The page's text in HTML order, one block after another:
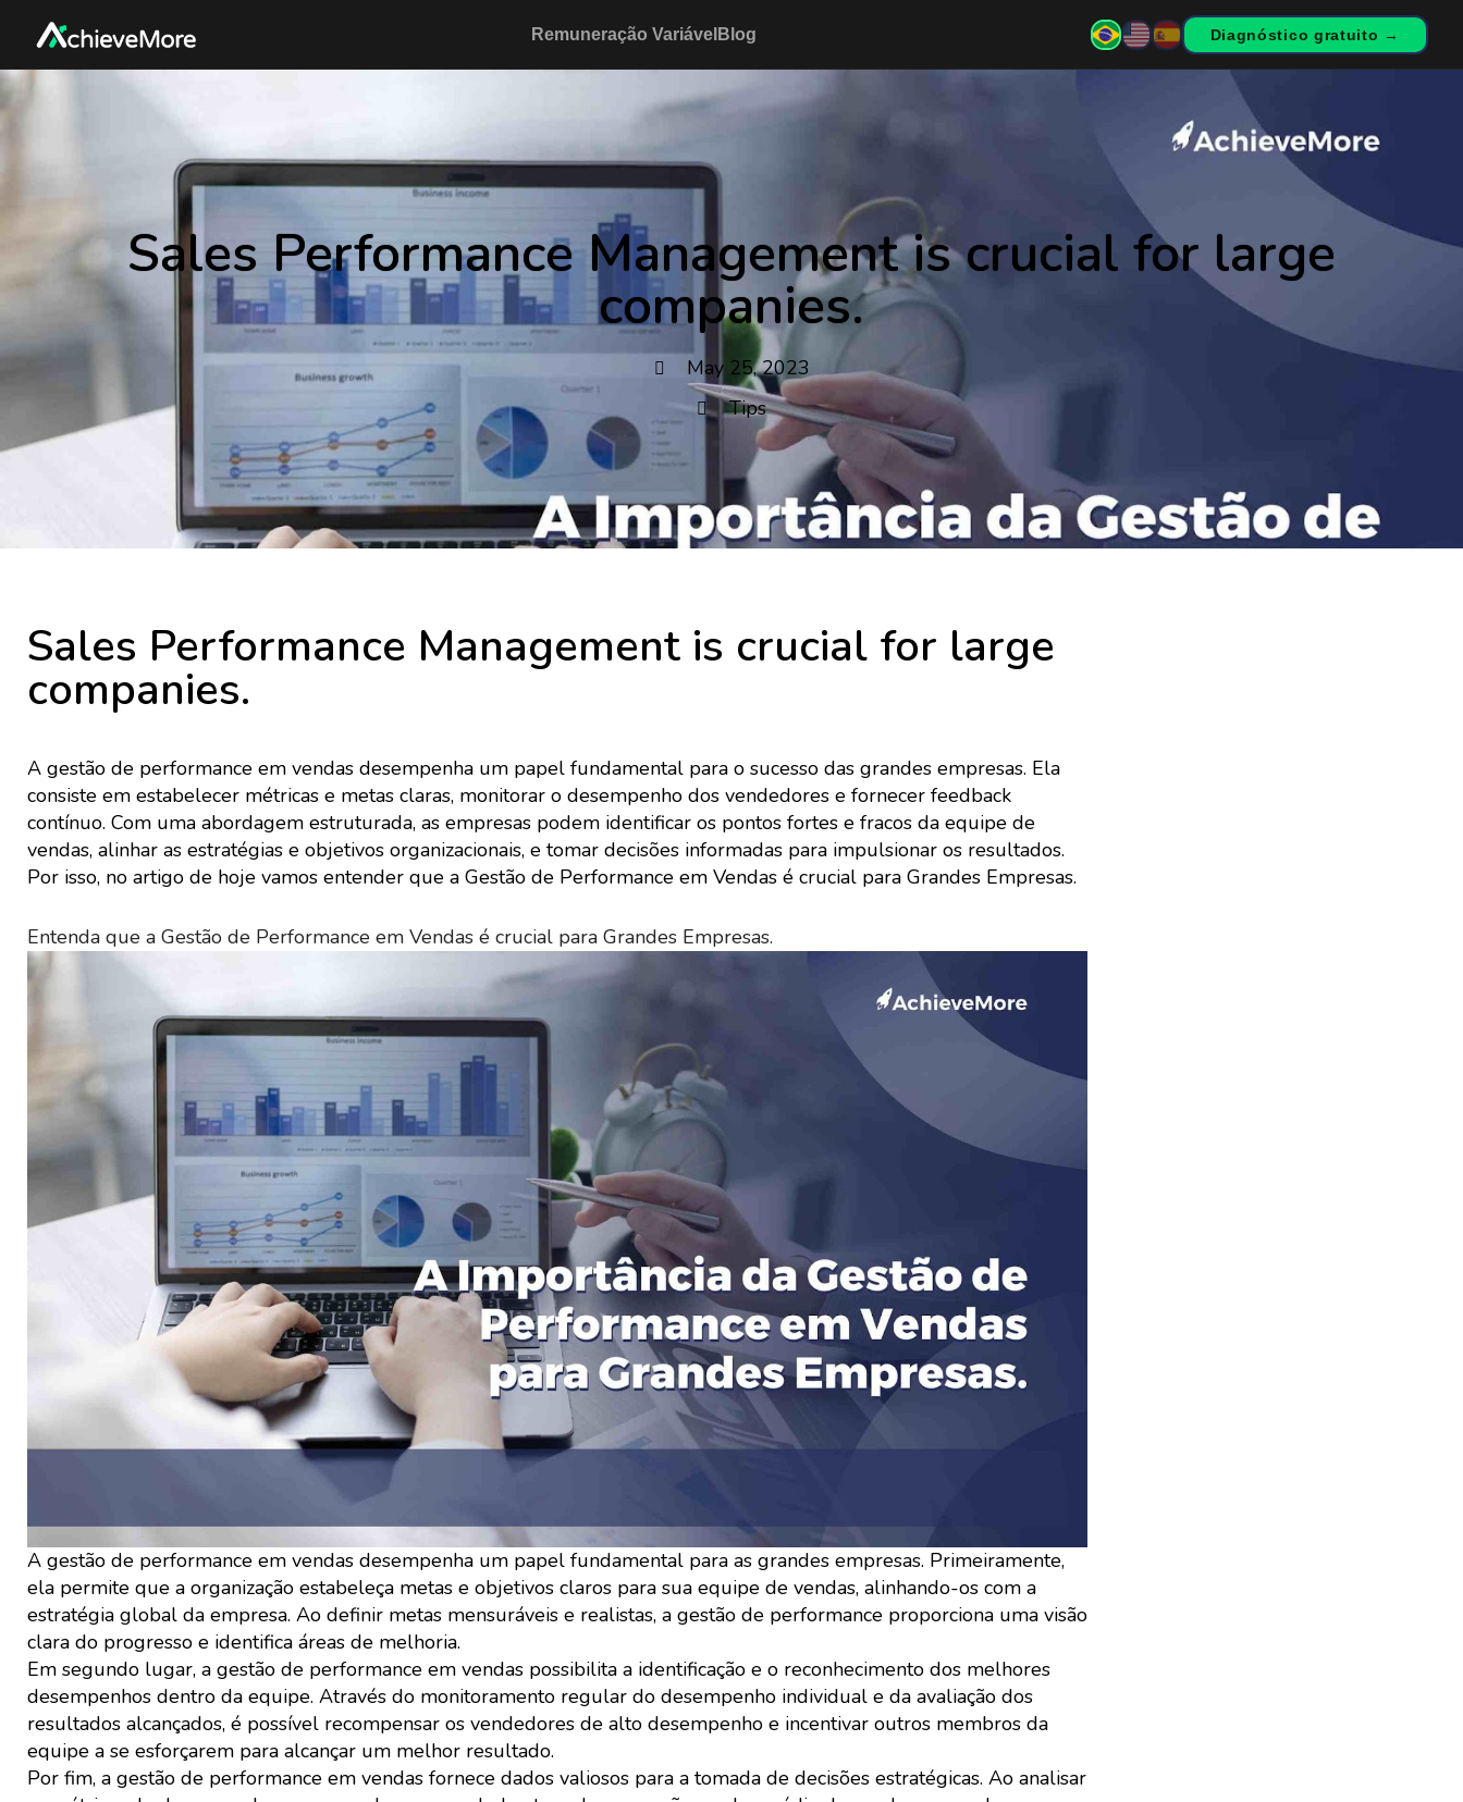
Remuneração Variável Blog Diagnóstico gratuito →
Sales Performance Management is crucial for large
companies.
May 25, 2023
Tips
Sales Performance Management is crucial for large
companies.
A gestão de performance em vendas desempenha um papel fundamental para o sucesso das grandes empresas. Ela
consiste em estabelecer métricas e metas claras, monitorar o desempenho dos vendedores e fornecer feedback
contínuo. Com uma abordagem estruturada, as empresas podem identificar os pontos fortes e fracos da equipe de
vendas, alinhar as estratégias e objetivos organizacionais, e tomar decisões informadas para impulsionar os resultados.
Por isso, no artigo de hoje vamos entender que a Gestão de Performance em Vendas é crucial para Grandes Empresas.
Entenda que a Gestão de Performance em Vendas é crucial para Grandes Empresas.
A gestão de performance em vendas desempenha um papel fundamental para as grandes empresas. Primeiramente,
ela permite que a organização estabeleça metas e objetivos claros para sua equipe de vendas, alinhando-os com a
estratégia global da empresa. Ao definir metas mensuráveis e realistas, a gestão de performance proporciona uma visão
clara do progresso e identifica áreas de melhoria.
Em segundo lugar, a gestão de performance em vendas possibilita a identificação e o reconhecimento dos melhores
desempenhos dentro da equipe. Através do monitoramento regular do desempenho individual e da avaliação dos
resultados alcançados, é possível recompensar os vendedores de alto desempenho e incentivar outros membros da
equipe a se esforçarem para alcançar um melhor resultado.
Por fim, a gestão de performance em vendas fornece dados valiosos para a tomada de decisões estratégicas. Ao analisar